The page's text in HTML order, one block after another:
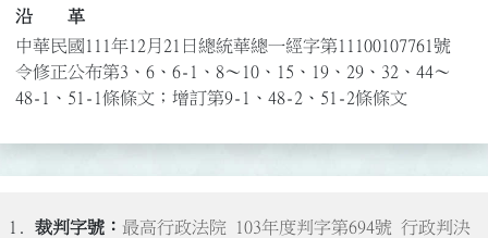
沿 革
中華民國111年12月21日總統華總一經字第11100107761號
令修正公布第3、6、6-1、8～10、15、19、29、32、44～
48-1、51-1條條文；增訂第9-1、48-2、51-2條條文
1.
最高行政法院 103年度判字第694號 行政判決